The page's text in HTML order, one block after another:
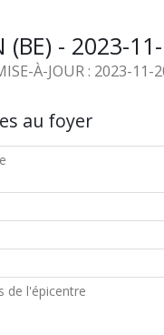
(BE) - 2023-
À-JOUR : 2023-11-
au foyer
de l'épicentre